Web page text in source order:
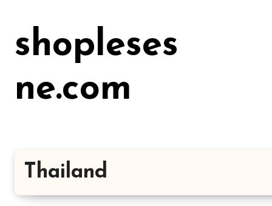
kontenshopleses
ne.com
Thailand